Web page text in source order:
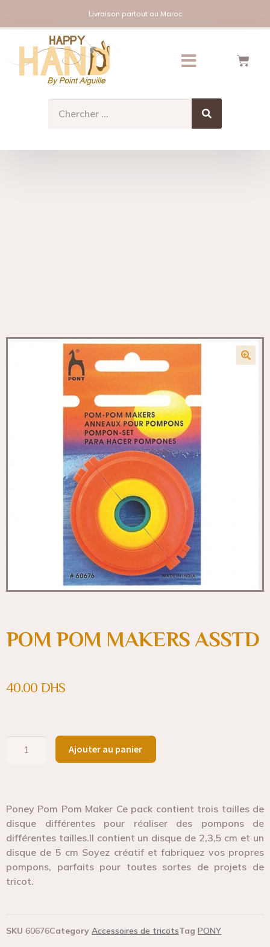
Livraison partout au Maroc
POM POM MAKERS ASSTD
40.00 DHS
Ajouter au panier
Poney Pom Pom Maker Ce pack contient trois tailles de
disque différentes pour réaliser des pompons de
différentes tailles.Il contient un disque de 2,3,5 cm et un
disque de 5 cm Soyez créatif et fabriquez vos propres
pompons, parfaits pour toutes sortes de projets de
tricot.
SKU 60676Category Accessoires de tricotsTag PONY